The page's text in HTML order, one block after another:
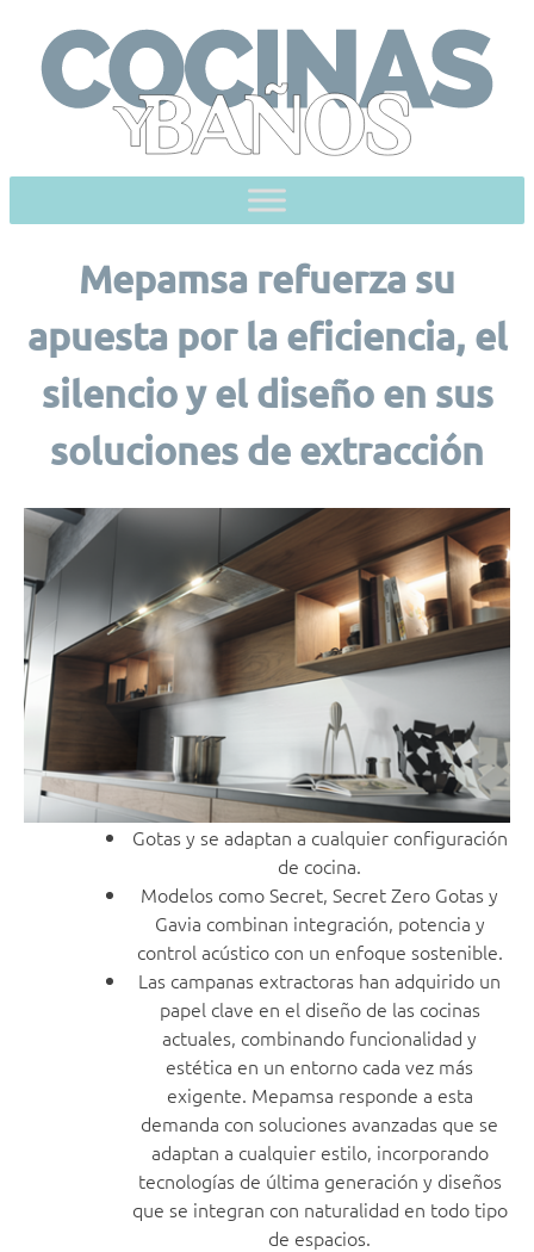
content
Mepamsa refuerza su
apuesta por la eficiencia, el
silencio y el diseño en sus
soluciones de extracción
Gotas y se adaptan a cualquier configuración
de cocina.
Modelos como Secret, Secret Zero Gotas y
Gavia combinan integración, potencia y
control acústico con un enfoque sostenible.
Las campanas extractoras han adquirido un
papel clave en el diseño de las cocinas
actuales, combinando funcionalidad y
estética en un entorno cada vez más
exigente. Mepamsa responde a esta
demanda con soluciones avanzadas que se
adaptan a cualquier estilo, incorporando
tecnologías de última generación y diseños
que se integran con naturalidad en todo tipo
de espacios.